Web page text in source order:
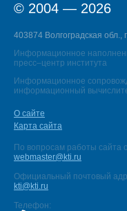
© 2004 — 2026
403874 Волгоградская
Информационное
пресс–центр института
Информационное
информационный
О сайте
Карта сайта
По вопросам работы сайта
webmaster@kti.ru
Официальный почтовый
kti@kti.ru
Телефон: